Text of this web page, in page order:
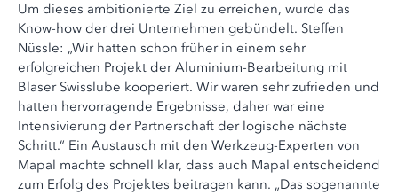
Um dieses ambitionierte Ziel zu erreichen, wurde das
Know-how der drei Unternehmen gebündelt. Steffen
Nüssle: „Wir hatten schon früher in einem sehr
erfolgreichen Projekt der Aluminium-Bearbeitung mit
Blaser Swisslube kooperiert. Wir waren sehr zufrieden und
hatten hervorragende Ergebnisse, daher war eine
Intensivierung der Partnerschaft der logische nächste
Schritt.“ Ein Austausch mit den Werkzeug-Experten von
Mapal machte schnell klar, dass auch Mapal entscheidend
zum Erfolg des Projektes beitragen kann. „Das sogenannte